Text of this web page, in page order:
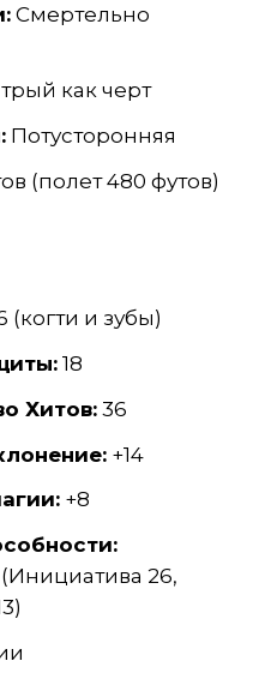
Смертельно
как черт
Потусторонняя
(полет 480 футов)
(когти и зубы)
18
Хитов:36
+14
+8
(Инициатива 26,